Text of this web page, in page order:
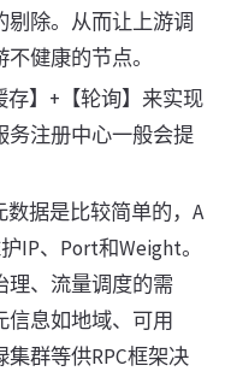
剔除。从而让上游调
健康的节点。
存】+【轮询】来实现
务注册中心一般会提
据是比较简单的，A
IP、Port和Weight。
理、流量调度的需
信息如地域、可用
群等供RPC框架决